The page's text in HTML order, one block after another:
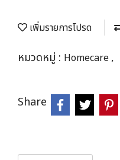
เพิ่มรายการโปรด
หมวดหมู่ : Homecare,
Share